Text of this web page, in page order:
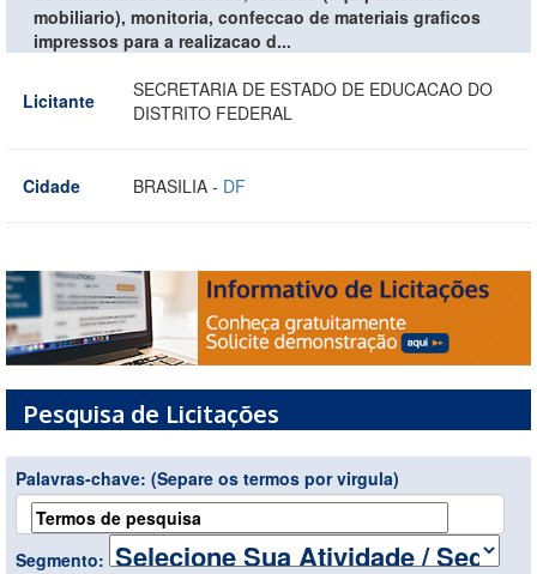
mobiliario), monitoria, confeccao de materiais graficos
impressos para a realizacao d...
Licitante
SECRETARIA DE ESTADO DE EDUCACAO DO
DISTRITO FEDERAL
Cidade BRASILIA - DF
Pesquisa de Licitações
Palavras-chave: (Separe os termos por virgula)
Segmento: